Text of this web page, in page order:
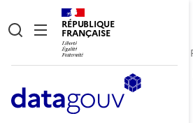
RÉPUBLIQUE
FRANÇAISE